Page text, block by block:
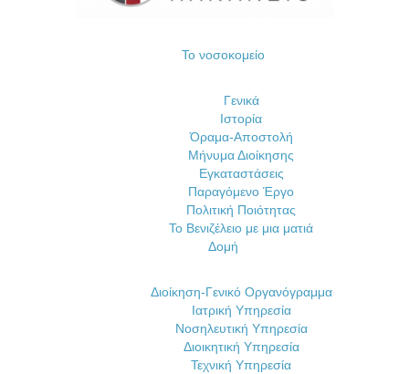
Το νοσοκομείο
Γενικά
Ιστορία
Όραμα-Αποστολή
Μήνυμα Διοίκησης
Εγκαταστάσεις
Παραγόμενο Έργο
Πολιτική Ποιότητας
Το Βενιζέλειο με μια ματιά
Δομή
Διοίκηση-Γενικό Οργανόγραμμα
Ιατρική Υπηρεσία
Νοσηλευτική Υπηρεσία
Διοικητική Υπηρεσία
Τεχνική Υπηρεσία